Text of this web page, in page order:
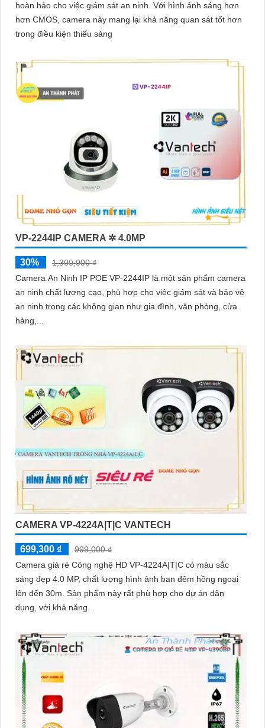
hoàn hảo cho việc giám sát an ninh. Với hình ảnh sáng hơn
hơn CMOS, camera này mang lại khả năng quan sát tốt hơn
trong điều kiện thiếu sáng
VP-2244IP CAMERA ✲ 4.0MP
30%
1,300,000 ₫
Camera An Ninh IP POE VP-2244IP là một sản phẩm camera
an ninh chất lượng cao, phù hợp cho việc giám sát và bảo vệ
an ninh trong các không gian như gia đình, văn phòng, cửa
hàng,...
CAMERA VP-4224A|T|C VANTECH
699,300 ₫
999,000 ₫
Camera giá rẻ Công nghệ HD VP-4224A|T|C có màu sắc
sáng đẹp 4.0 MP, chất lượng hình ảnh ban đêm hồng ngoại
lên đến 30m. Sản phẩm này rất phù hợp cho dự án dân
dụng, với khả năng...